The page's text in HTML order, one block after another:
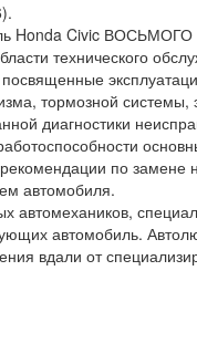
Honda Civic ВОСЬМОГО
технического
тормозной
диагностики
по
автомобиля.
автомобиль.
вдали от